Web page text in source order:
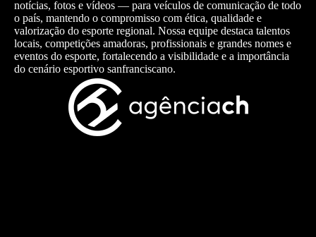
notícias, fotos e vídeos — para veículos de comunicação de todo
o país, mantendo o compromisso com ética, qualidade e
valorização do esporte regional. Nossa equipe destaca talentos
locais, competições amadoras, profissionais e grandes nomes e
eventos do esporte, fortalecendo a visibilidade e a importância
do cenário esportivo sanfranciscano.